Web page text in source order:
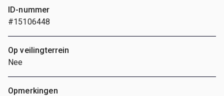
ID-nummer
#15106448
Op veilingterrein
Nee
Opmerkingen